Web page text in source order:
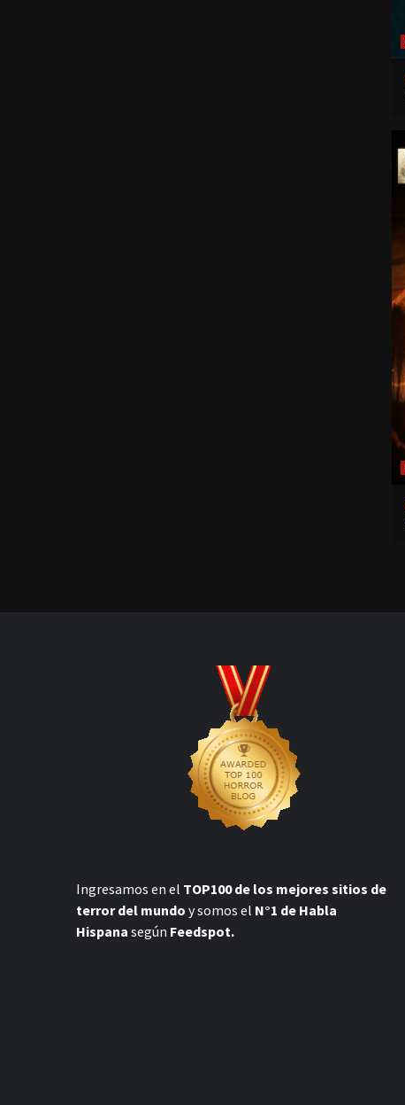
Ingresamos en el TOP100 de los mejores sitios de
terror del mundo y somos el N°1 de Habla
Hispana según Feedspot.